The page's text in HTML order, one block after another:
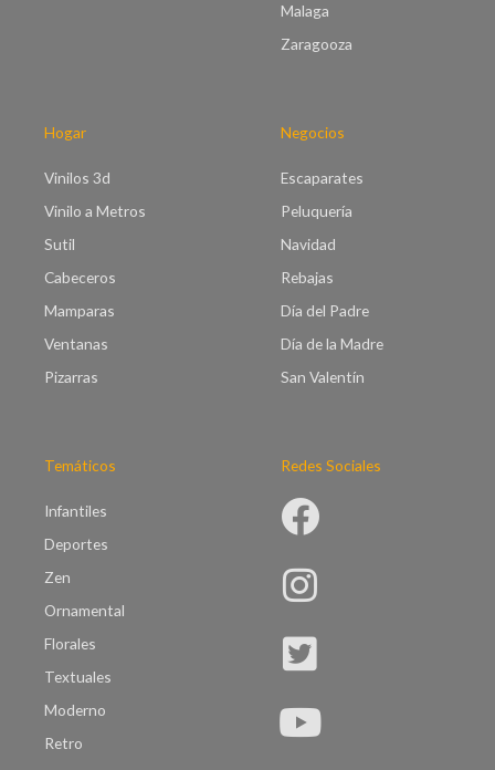
Malaga
Zaragooza
Hogar
Vinilos 3d
Vinilo a Metros
Sutil
Cabeceros
Mamparas
Ventanas
Pizarras
Negocios
Escaparates
Peluquería
Navidad
Rebajas
Día del Padre
Día de la Madre
San Valentín
Temáticos
Infantiles
Deportes
Zen
Ornamental
Florales
Textuales
Moderno
Retro
Redes Sociales